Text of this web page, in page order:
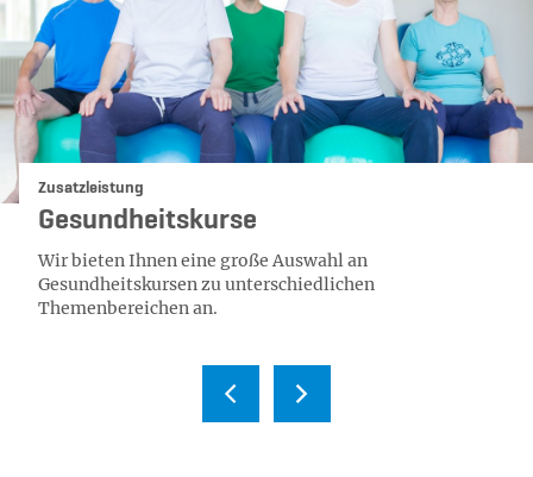
Kategorie:
Zusatzleistung
Gesundheitskurse
Wir bieten Ihnen eine große Auswahl an
Gesundheitskursen zu unterschiedlichen
Themenbereichen an.